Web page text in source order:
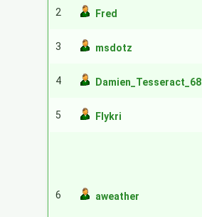
2 Fred
3 msdotz
4 Damien_Tesseract_68
5 Flykri
6 aweather